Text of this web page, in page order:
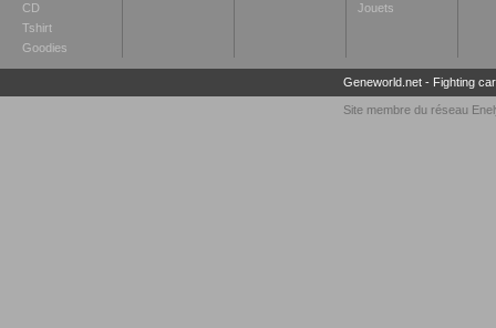
CD
Tshirt
Goodies
Jouets
Geneworld.net- Fighting
Site membre du réseau